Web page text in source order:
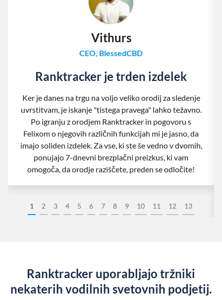
1 2 3 4 5 6 7 8 9 10 11 12 13
Vithurs
CEO, BlessedCBD
Ranktracker je trden izdelek
Ker je danes na trgu na voljo veliko orodij za sledenje
uvrstitvam, je iskanje "tistega pravega" lahko težavno.
Po igranju z orodjem Ranktracker in pogovoru s
Felixom o njegovih različnih funkcijah mi je jasno, da
imajo soliden izdelek. Za vse, ki ste še vedno v dvomih,
ponujajo 7-dnevni brezplačni preizkus, ki vam
omogoča, da orodje raziščete, preden se odločite!
Ranktracker uporabljajo tržniki
nekaterih vodilnih svetovnih podjetij.